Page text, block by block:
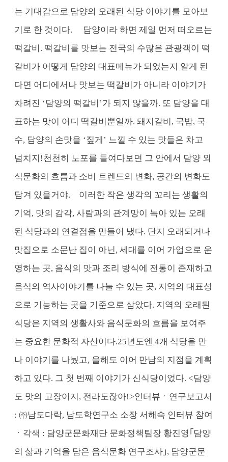
는 기대감으로 담양의 오래된 식당 이야기를 모아보
기로 한 것이다.
담양이라 하면 제일 먼저 떠오르는
떡갈비. 떡갈비를 맛보는 전국의 수많은 관광객이 떡
갈비가 어떻게 담양의 대표메뉴가 되었는지 알게 된
다면 어디에서나 맛보는 떡갈비가 아니라 이야기가
차려진 ‘담양의 떡갈비’가 되지 않을까. 또 담양을 대
표하는 맛이 어디 떡갈비뿐일까. 돼지갈비, 국밥, 국
수, 담양의 손맛을 ‘짚게’ 느낄 수 있는 맛들은 차고
넘치지!천천히 노포를 들여다보면 그 안에서 담양 외
식문화의 흐름과 소비 트렌드의 변화, 공간의 변화도
담겨 있을거야. 이러한 작은 생각의 꼬리는 생활의
기억, 맛의 감각, 사람과의 관계망이 녹아 있는 오래
된 식당과의 연결점을 만들어 냈다. 단지 오래되거나
맛집으로 소문난 집이 아닌, 세대를 이어 가업으로 운
영하는 곳, 음식의 맛과 조리 방식에 전통이 존재하고
음식의 역사이야기를 나눌 수 있는 곳, 지역의 대표성
으로 기능하는 곳을 기준으로 삼았다. 지역의 오래된
식당은 지역의 생활사와 음식문화의 흐름을 보여주
는 중요한 문화적 자산이다.25년도엔 4개 식당을 만
나 이야기를 나눴고, 올해도 이어 만남의 지점을 계획
하고 있다. 그 첫 번째 이야기가 신식당이었다. <담양
도 맛의 고장이지, 전라도잖아!>인터뷰ㆍ연구보고서
: ㈜남도다락, 남도학연구소 소장 서해숙 인터뷰 참여
ㆍ각색 : 담양군문화재단 문화정책팀장 황진영 ｢담양
의 삶과 기억을 담은 음식문화 연구조사｣, 담양군문